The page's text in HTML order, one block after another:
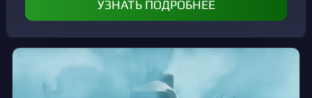
УЗНАТЬ ПОДРОБНЕЕ